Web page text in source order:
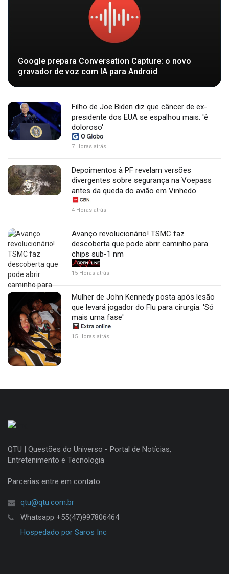
Google prepara Conversation Capture: o novo
gravador de voz com IA para Android
Filho de Joe Biden diz que câncer de ex-
presidente dos EUA se espalhou mais: 'é
doloroso'
7 Horas atrás
Depoimentos à PF revelam versões
divergentes sobre segurança na Voepass
antes da queda do avião em Vinhedo
4 Horas atrás
Avanço revolucionário! TSMC faz
descoberta que pode abrir caminho para
chips sub-1 nm
15 Horas atrás
Mulher de John Kennedy posta após lesão
que levará jogador do Flu para cirurgia: 'Só
mais uma fase'
15 Horas atrás
QTU | Questões do Universo - Portal de Notícias,
Entretenimento e Tecnologia
Parcerias entre em contato.
qtu@qtu.com.br
Whatsapp +55(47)997806464
Hospedado por Saros Inc